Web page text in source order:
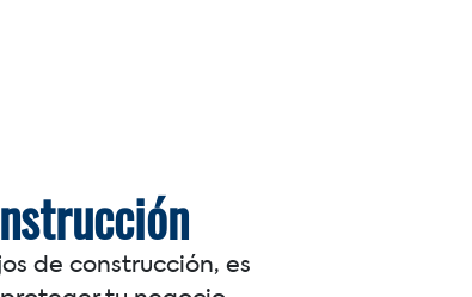
de construcción, es